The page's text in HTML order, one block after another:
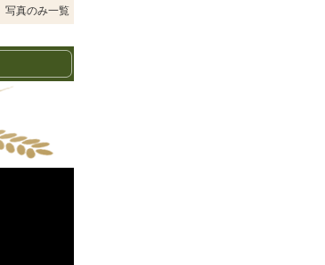
写真のみ一覧